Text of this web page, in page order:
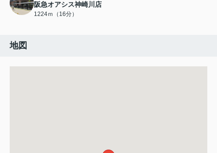
阪急オアシス神崎川店
1224ｍ（16分）
地図